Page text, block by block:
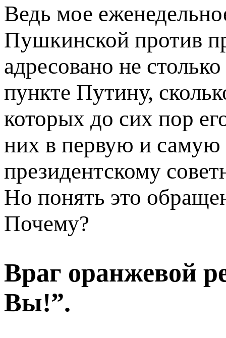
Ведь мое
Пушкинской против
адресовано не
пункте Путину,
которых до сих пор
них в первую и самую
президентскому
Но понять это
Почему?
Враг оранжевой
Вы!”.